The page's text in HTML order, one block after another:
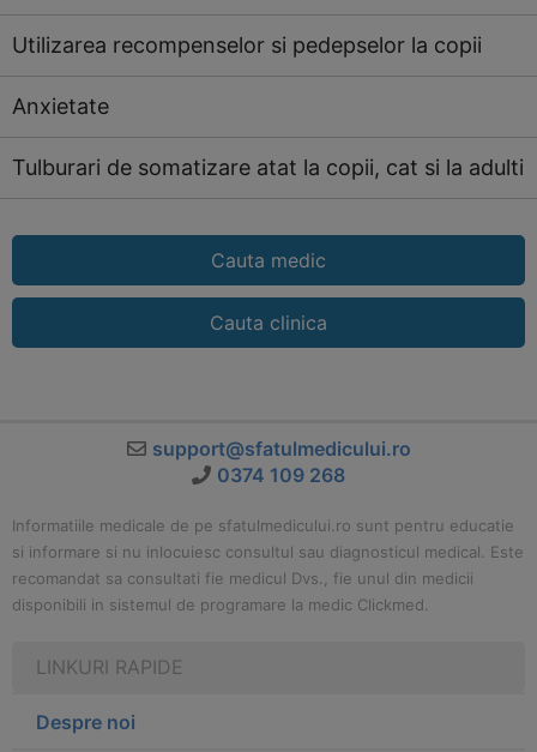
Utilizarea recompenselor si pedepselor la copii
Anxietate
Tulburari de somatizare atat la copii, cat si la adulti
Cauta medic
Cauta clinica
support@sfatulmedicului.ro
0374 109 268
Informatiile medicale de pe sfatulmedicului.ro sunt pentru educatie
si informare si nu inlocuiesc consultul sau diagnosticul medical. Este
recomandat sa consultati fie medicul Dvs., fie unul din medicii
disponibili in sistemul de programare la medic Clickmed.
LINKURI RAPIDE
Despre noi